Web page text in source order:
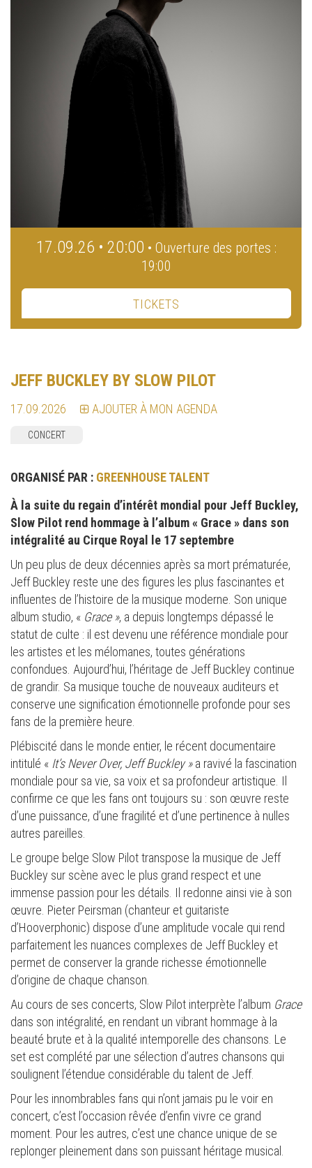
17.09.26 • 20:00 • Ouverture des portes :
19:00
TICKETS
JEFF BUCKLEY BY SLOW PILOT
17.09.2026 AJOUTER À MON AGENDA
CONCERT
ORGANISÉ PAR : GREENHOUSE TALENT
À la suite du regain d’intérêt mondial pour Jeff Buckley,
Slow Pilot rend hommage à l’album « Grace » dans son
intégralité au Cirque Royal le 17 septembre
Un peu plus de deux décennies après sa mort prématurée,
Jeff Buckley reste une des figures les plus fascinantes et
influentes de l’histoire de la musique moderne. Son unique
album studio, « Grace », a depuis longtemps dépassé le
statut de culte : il est devenu une référence mondiale pour
les artistes et les mélomanes, toutes générations
confondues. Aujourd’hui, l’héritage de Jeff Buckley continue
de grandir. Sa musique touche de nouveaux auditeurs et
conserve une signification émotionnelle profonde pour ses
fans de la première heure.
Plébiscité dans le monde entier, le récent documentaire
intitulé « It’s Never Over, Jeff Buckley »a ravivé la fascination
mondiale pour sa vie, sa voix et sa profondeur artistique. Il
confirme ce que les fans ont toujours su : son œuvre reste
d’une puissance, d’une fragilité et d’une pertinence à nulles
autres pareilles.
Le groupe belge Slow Pilot transpose la musique de Jeff
Buckley sur scène avec le plus grand respect et une
immense passion pour les détails. Il redonne ainsi vie à son
œuvre. Pieter Peirsman (chanteur et guitariste
d’Hooverphonic) dispose d’une amplitude vocale qui rend
parfaitement les nuances complexes de Jeff Buckley et
permet de conserver la grande richesse émotionnelle
d’origine de chaque chanson.
Au cours de ses concerts, Slow Pilot interprète l’album Grace
dans son intégralité, en rendant un vibrant hommage à la
beauté brute et à la qualité intemporelle des chansons. Le
set est complété par une sélection d’autres chansons qui
soulignent l’étendue considérable du talent de Jeff.
Pour les innombrables fans qui n’ont jamais pu le voir en
concert, c’est l’occasion rêvée d’enfin vivre ce grand
moment. Pour les autres, c’est une chance unique de se
replonger pleinement dans son puissant héritage musical.